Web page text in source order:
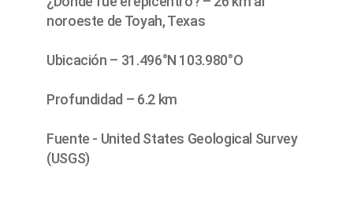
noroeste de Toyah, Texas
Ubicación – 31.496°N 103.980°O
Profundidad – 6.2 km
Fuente - United States Geological Survey
(USGS)